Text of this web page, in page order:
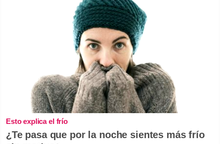
Esto explica el frío
¿Te pasa que por la noche sientes más frío